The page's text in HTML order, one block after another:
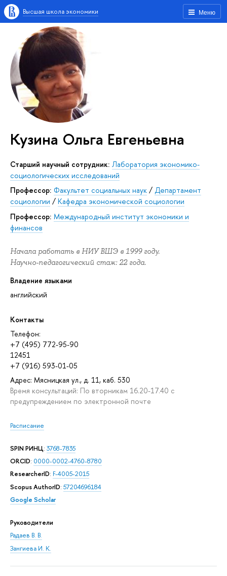
Меню
Высшая школа экономики
Кузина Ольга Евгеньевна
Старший научный сотрудник: Лаборатория экономико-
социологических исследований
Профессор: Факультет социальных наук / Департамент
социологии / Кафедра экономической социологии
Профессор: Международный институт экономики и
финансов
Начала работать в НИУ ВШЭ в 1999 году.
Научно-педагогический стаж: 22 года.
Владение языками
английский
Контакты
Телефон:
+7 (495) 772-95-90
12451
+7 (916) 593-01-05
Адрес: Мясницкая ул., д. 11, каб. 530
Время консультаций: По вторникам 16.20-17.40 с
предупреждением по электронной почте
Расписание
SPIN РИНЦ: 3768-7835
ORCID: 0000-0002-4760-8780
ResearcherID: F-4005-2015
Scopus AuthorID: 57204696184
Google Scholar
Руководители
Радаев В. В.
Зангиева И. К.